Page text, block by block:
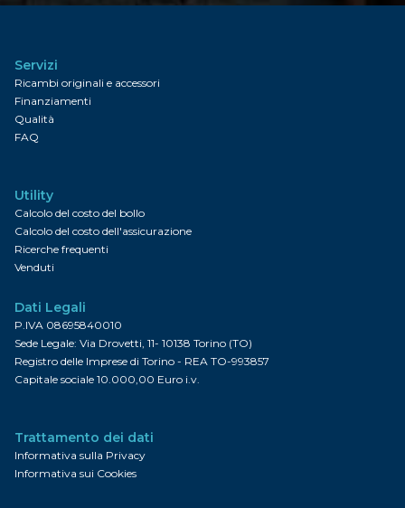
Servizi
Ricambi originali e accessori
Finanziamenti
Qualità
FAQ
Utility
Calcolo del costo del bollo
Calcolo del costo dell'assicurazione
Ricerche frequenti
Venduti
Dati Legali
P.IVA 08695840010
Sede Legale: Via Drovetti, 11- 10138 Torino (TO)
Registro delle Imprese di Torino - REA TO-993857
Capitale sociale 10.000,00 Euro i.v.
Trattamento dei dati
Informativa sulla Privacy
Informativa sui Cookies